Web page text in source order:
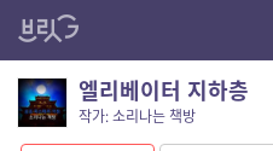
엘리베이터 지하층
작가: 소리나는 책방